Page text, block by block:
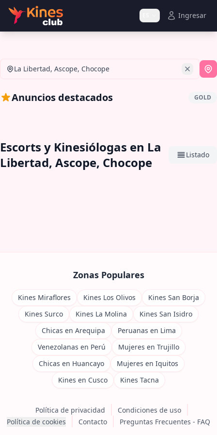
Ingresar
La Libertad, Ascope, Chocope
Anuncios destacados GOLD
Escorts y Kinesiólogas en La
Libertad, Ascope, Chocope
Listado
Zonas Populares
Kines Miraflores Kines Los Olivos
Kines San Borja
Kines Surco
Kines La Molina
Kines San Isidro
Chicas en Arequipa
Peruanas en Lima
Venezolanas en Perú
Mujeres en Trujillo
Chicas en Huancayo
Mujeres en Iquitos
Kines en Cusco
Kines Tacna
Política de privacidad
Condiciones de uso
Política de cookies
Contacto Preguntas Frecuentes - FAQ